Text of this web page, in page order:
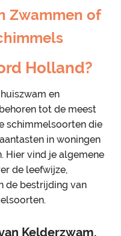
Zwammen of
Holland?
en
tot de meest
schimmelsoorten die
in woningen
Hier vind je algemene
de leefwijze,
de bestrijding van
Kelderzwam,